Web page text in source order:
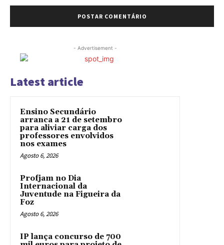
- Advertisement -
Latest article
Ensino Secundário
arranca a 21 de setembro
para aliviar carga dos
professores envolvidos
nos exames
Agosto 6, 2026
Profjam no Dia
Internacional da
Juventude na Figueira da
Foz
Agosto 6, 2026
IP lança concurso de 700